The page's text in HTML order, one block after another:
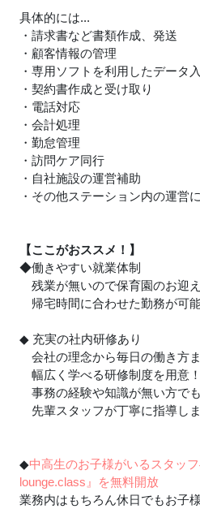
具体的には...
・請求書など書類作成、発送
・顧客情報の管理
・専用ソフトを利用したデータ
・契約書作成と受け取り
・電話対応
・会計処理
・勤怠管理
・訪問ケア同行
・自社施設の運営補助
・その他ステーション内の運営
【ここがおススメ！】
◆働きやすい就業体制
残業が無いので保育園のお迎
帰宅時間に合わせた勤務が可能
◆ 充実の社内研修あり
会社の理念から毎日の働き方
幅広く学べる研修制度を用意！
事務の経験や知識が無い方でも
先輩スタッフが丁寧に指導しま
◆中高生のお子様がいるスタッ
lounge.class』を無料開放
業務内はもちろん休日でもお子